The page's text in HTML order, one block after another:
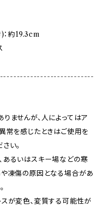
：約19.3cm
ませんが、人によってはア
常を感じたときはご使用を
い。
るいはスキー場などの寒
凍傷の原因となる場合があ
が変色、変質する可能性が